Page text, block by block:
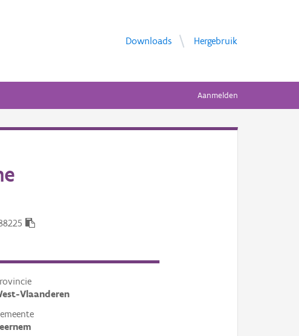
Downloads Hergebruik
Aanmelden
Vlaanderen